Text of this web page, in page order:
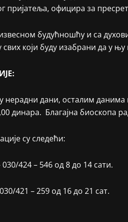
пријатеља, официра за
будућношћу и са
свих који буду изабрани да у њу
нерадни дани, осталим данима
динара. Благајна биоскопа
су следећи:
424 – 546 од 8 до 14 сати.
421 – 259 од 16 до 21 сат.